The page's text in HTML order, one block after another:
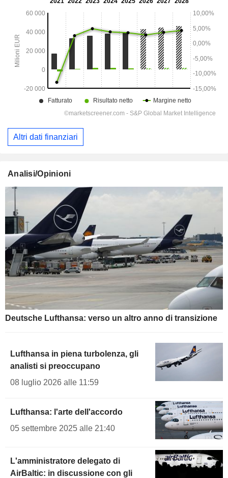
Altri dati finanziari
Analisi/Opinioni
Deutsche Lufthansa: verso un altro anno di transizione
Lufthansa in piena turbolenza, gli
analisti si preoccupano
08 luglio 2026 alle 11:59
Lufthansa: l'arte dell'accordo
05 settembre 2025 alle 21:40
L'amministratore delegato di
AirBaltic: in discussione con gli